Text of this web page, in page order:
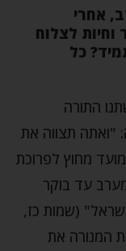
אחרי
לצלוח
כל
התורה
"ואתה תצווה את
מחוץ לפרוכת
עד בוקר
(שמות כז,
המנורה את